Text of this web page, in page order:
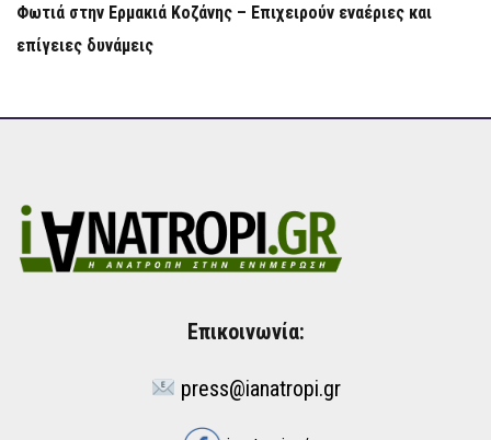
Φωτιά στην Ερμακιά Κοζάνης – Επιχειρούν εναέριες και
επίγειες δυνάμεις
Επικοινωνία:
press@ianatropi.gr